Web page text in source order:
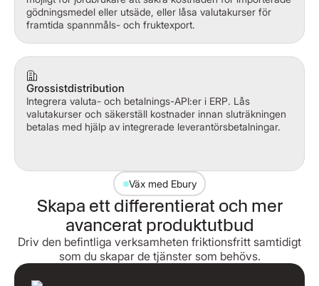
gödningsmedel eller utsäde, eller låsa valutakurser för
framtida spannmåls- och fruktexport.
Grossistdistribution
Integrera valuta- och betalnings-API:er i ERP. Lås
valutakurser och säkerställ kostnader innan sluträkningen
betalas med hjälp av integrerade leverantörsbetalningar.
Väx med Ebury
Skapa ett differentierat och mer
avancerat produktutbud
Driv den befintliga verksamheten friktionsfritt samtidigt
som du skapar de tjänster som behövs.